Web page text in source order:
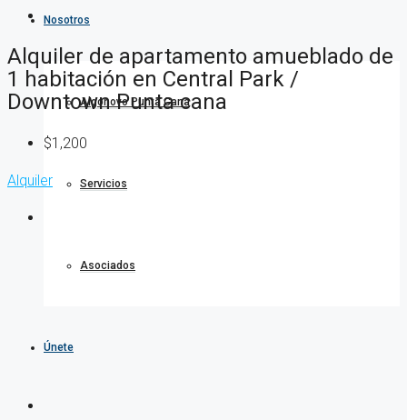
Nosotros
Algonovo Punta Cana
Servicios
Asociados
Únete
Alquiler de apartamento amueblado de
1 habitación en Central Park /
Downtown Punta cana
$1,200
Alquiler